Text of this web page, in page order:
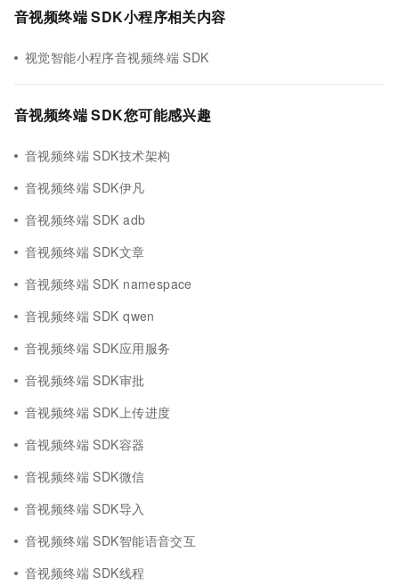
音视频终端 SDK小程序相关内容
视觉智能小程序音视频终端 SDK
音视频终端 SDK您可能感兴趣
音视频终端 SDK技术架构
音视频终端 SDK伊凡
音视频终端 SDK adb
音视频终端 SDK文章
音视频终端 SDK namespace
音视频终端 SDK qwen
音视频终端 SDK应用服务
音视频终端 SDK审批
音视频终端 SDK上传进度
音视频终端 SDK容器
音视频终端 SDK微信
音视频终端 SDK导入
音视频终端 SDK智能语音交互
音视频终端 SDK线程